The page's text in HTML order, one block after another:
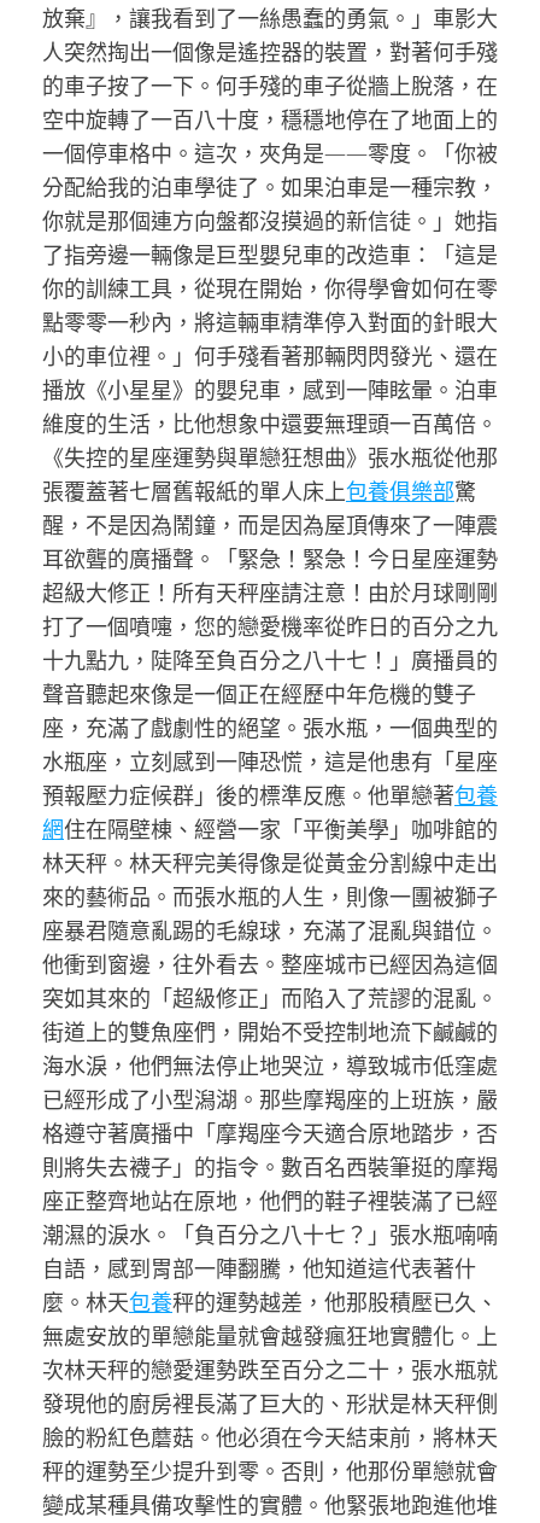
放棄』，讓我看到了一絲愚蠢的勇氣。」車影大
人突然掏出一個像是遙控器的裝置，對著何手殘
的車子按了一下。何手殘的車子從牆上脫落，在
空中旋轉了一百八十度，穩穩地停在了地面上的
一個停車格中。這次，夾角是——零度。「你被
分配給我的泊車學徒了。如果泊車是一種宗教，
你就是那個連方向盤都沒摸過的新信徒。」她指
了指旁邊一輛像是巨型嬰兒車的改造車：「這是
你的訓練工具，從現在開始，你得學會如何在零
點零零一秒內，將這輛車精準停入對面的針眼大
小的車位裡。」何手殘看著那輛閃閃發光、還在
播放《小星星》的嬰兒車，感到一陣眩暈。泊車
維度的生活，比他想象中還要無理頭一百萬倍。
《失控的星座運勢與單戀狂想曲》張水瓶從他那
張覆蓋著七層舊報紙的單人床上包養俱樂部驚
醒，不是因為鬧鐘，而是因為屋頂傳來了一陣震
耳欲聾的廣播聲。「緊急！緊急！今日星座運勢
超級大修正！所有天秤座請注意！由於月球剛剛
打了一個噴嚏，您的戀愛機率從昨日的百分之九
十九點九，陡降至負百分之八十七！」廣播員的
聲音聽起來像是一個正在經歷中年危機的雙子
座，充滿了戲劇性的絕望。張水瓶，一個典型的
水瓶座，立刻感到一陣恐慌，這是他患有「星座
預報壓力症候群」後的標準反應。他單戀著包養
網住在隔壁棟、經營一家「平衡美學」咖啡館的
林天秤。林天秤完美得像是從黃金分割線中走出
來的藝術品。而張水瓶的人生，則像一團被獅子
座暴君隨意亂踢的毛線球，充滿了混亂與錯位。
他衝到窗邊，往外看去。整座城市已經因為這個
突如其來的「超級修正」而陷入了荒謬的混亂。
街道上的雙魚座們，開始不受控制地流下鹹鹹的
海水淚，他們無法停止地哭泣，導致城市低窪處
已經形成了小型潟湖。那些摩羯座的上班族，嚴
格遵守著廣播中「摩羯座今天適合原地踏步，否
則將失去襪子」的指令。數百名西裝筆挺的摩羯
座正整齊地站在原地，他們的鞋子裡裝滿了已經
潮濕的淚水。「負百分之八十七？」張水瓶喃喃
自語，感到胃部一陣翻騰，他知道這代表著什
麼。林天包養秤的運勢越差，他那股積壓已久、
無處安放的單戀能量就會越發瘋狂地實體化。上
次林天秤的戀愛運勢跌至百分之二十，張水瓶就
發現他的廚房裡長滿了巨大的、形狀是林天秤側
臉的粉紅色蘑菇。他必須在今天結束前，將林天
秤的運勢至少提升到零。否則，他那份單戀就會
變成某種具備攻擊性的實體。他緊張地跑進他堆